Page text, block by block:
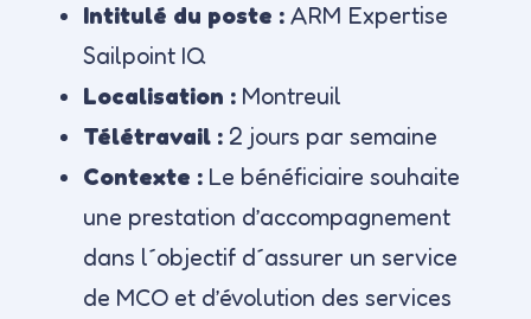
Intitulé du poste : ARM Expertise
Sailpoint IQ
Localisation : Montreuil
Télétravail : 2 jours par semaine
Contexte : Le bénéficiaire souhaite
une prestation d’accompagnement
dans l´objectif d´assurer un service
de MCO et d’évolution des services